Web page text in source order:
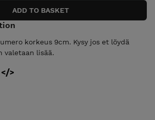
korkeus 9cm. Kysy jos et löydä
valetaan lisää.